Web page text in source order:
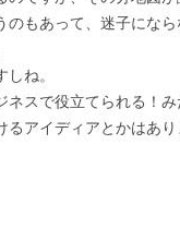
もあって、迷子にな
ね。
スで役立てられる！
アイディアとかはあり